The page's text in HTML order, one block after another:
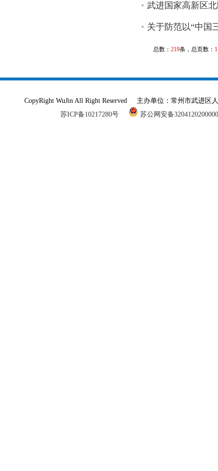
武进国家高新区
关于防范以“中国
总数： 219条，总页数：
CopyRight WuJin All Right Reserved 主办单位：常州市武进
苏ICP备10217280号
苏公网安备